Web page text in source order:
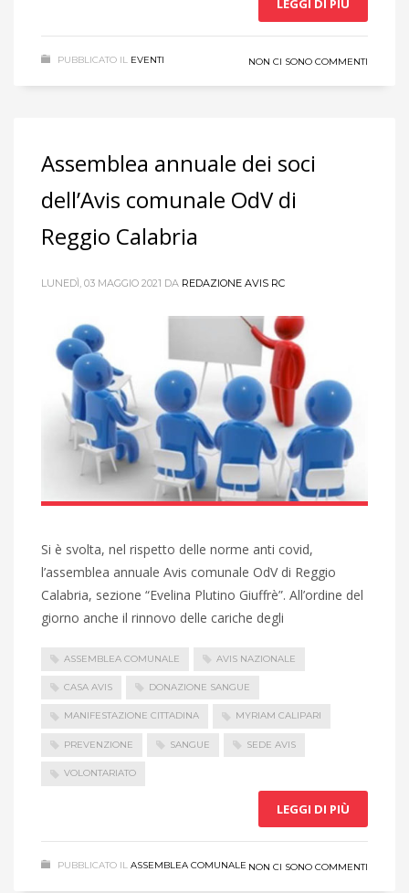
LEGGI DI PIÙ
PUBBLICATO IL EVENTI NON CI SONO COMMENTI
Assemblea annuale dei soci
dell’Avis comunale OdV di
Reggio Calabria
LUNEDÌ, 03 MAGGIO 2021 DA REDAZIONE AVIS RC
Si è svolta, nel rispetto delle norme anti covid,
l’assemblea annuale Avis comunale OdV di Reggio
Calabria, sezione “Evelina Plutino Giuffrè”. All’ordine del
giorno anche il rinnovo delle cariche degli
ASSEMBLEA COMUNALE AVIS NAZIONALE
CASA AVIS DONAZIONE SANGUE
MANIFESTAZIONE CITTADINA MYRIAM CALIPARI
PREVENZIONE SANGUE SEDE AVIS
VOLONTARIATO
LEGGI DI PIÙ
PUBBLICATO IL ASSEMBLEA COMUNALE NON CI SONO COMMENTI